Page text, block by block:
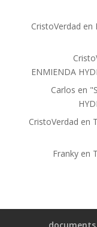
CristoVerdad en
ENMIENDA
Carlos en
CristoVerdad en
Franky en